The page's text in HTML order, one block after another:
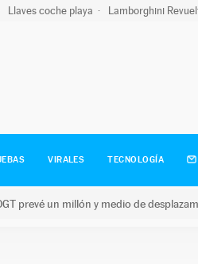
Llaves coche playa Lamborghini
VIRALES TECNOLOGÍA
prevé un millón y medio de